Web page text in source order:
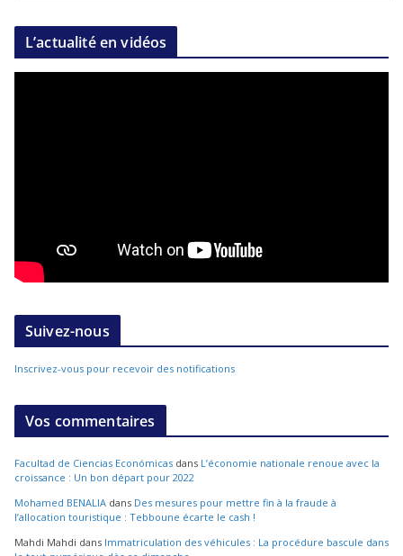
L’actualité en vidéos
Suivez-nous
Inscrivez-vous pour recevoir des notifications
Vos commentaires
Facultad de Ciencias Económicas dans L’économie nationale renoue avec la
croissance : Un bon départ pour 2022
Mohamed BENALIA dans Des mesures pour mettre fin à la fraude à
l’allocation touristique : Tebboune écarte le cash !
Mahdi Mahdi dans Immatriculation des véhicules : La procédure bascule dans